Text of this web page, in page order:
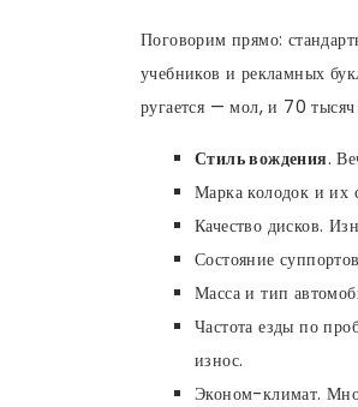
Поговорим прямо:
учебников и рекламных
ругается — мол, и 70 тысяч
Стиль вождения.
Марка колодок и их
Качество дисков.
Состояние
Масса и тип
Частота езды по
износ.
Эконом-климат.